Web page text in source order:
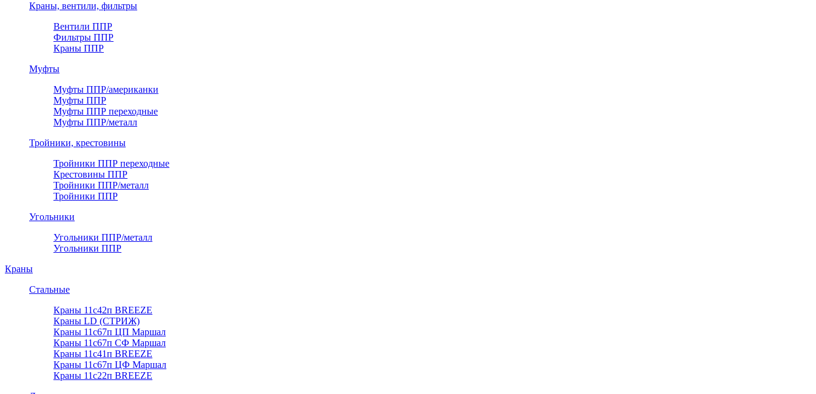
Краны, вентили, фильтры
Вентили ППР
Фильтры ППР
Краны ППР
Муфты
Муфты ППР/американки
Муфты ППР
Муфты ППР переходные
Муфты ППР/металл
Тройники, крестовины
Тройники ППР переходные
Крестовины ППР
Тройники ППР/металл
Тройники ППР
Угольники
Угольники ППР/металл
Угольники ППР
Краны
Стальные
Краны 11с42п BREEZE
Краны LD (СТРИЖ)
Краны 11с67п ЦП Маршал
Краны 11с67п СФ Маршал
Краны 11с41п BREEZE
Краны 11с67п ЦФ Маршал
Краны 11с22п BREEZE